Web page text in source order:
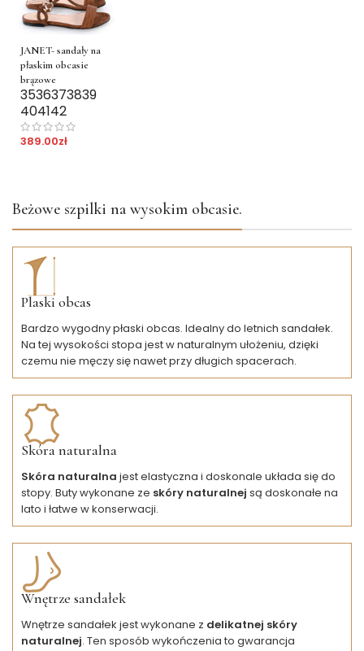
JANET- sandały na
płaskim obcasie
brązowe
3536373839
404142
389.00zł
Beżowe szpilki na wysokim obcasie.
Plaski obcas
Bardzo wygodny płaski obcas. Idealny do letnich sandałek.
Na tej wysokości stopa jest w naturalnym ułożeniu, dzięki
czemu nie męczy się nawet przy długich spacerach.
Skóra naturalna
Skóra naturalna jest elastyczna i doskonale układa się do
stopy. Buty wykonane ze skóry naturalnej są doskonałe na
lato i łatwe w konserwacji.
Wnętrze sandałek
Wnętrze sandałek jest wykonane z delikatnej skóry
naturalnej. Ten sposób wykończenia to gwarancja